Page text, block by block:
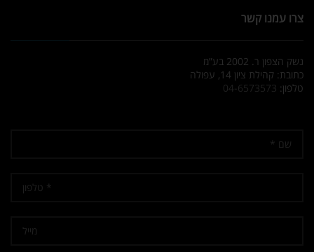
צרו עמנו קשר
נשק הצפון ר. 2002 בע”מ
כתובת: קהילת ציון 14, עפולה
טלפון: 04-6573573